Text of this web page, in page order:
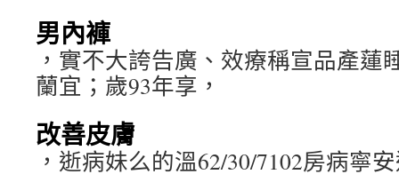
男內褲
，實不大誇告廣、效療稱宣品產蓮
蘭宜；歲93年享，
改善皮膚
，逝病妹么的溫62/30/7102房病寧